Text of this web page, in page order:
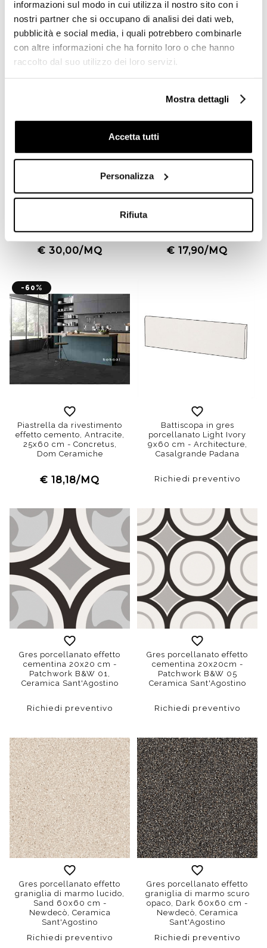
informazioni sul modo in cui utilizza il nostro sito con i
nostri partner che si occupano di analisi dei dati web,
pubblicità e social media, i quali potrebbero combinarle
con altre informazioni che ha fornito loro o che hanno
raccolto dal suo utilizzo dei loro servizi.
Mostra dettagli
Accetta tutti
Personalizza
Rifiuta
€ 24,15/MQ € 0,10/PZ
Nuovo arrivo
Piastrella da Rivestimento
€ 30,00/MQ
Offerta
Tonalite Floor 20 Moka 2a
€ 17,90/MQ
-60%
Piastrella da rivestimento
effetto cemento, Antracite,
25x60 cm - Concretus,
Dom Ceramiche
€ 18,18/MQ
Battiscopa in gres
porcellanato Light Ivory
9x60 cm - Architecture,
Casalgrande Padana
Richiedi preventivo
Gres porcellanato effetto
cementina 20x20 cm -
Patchwork B&W 01,
Ceramica Sant'Agostino
Richiedi preventivo
Gres porcellanato effetto
cementina 20x20cm -
Patchwork B&W 05
Ceramica Sant'Agostino
Richiedi preventivo
Gres porcellanato effetto
graniglia di marmo lucido,
Sand 60x60 cm -
Newdecò, Ceramica
Sant'Agostino
Richiedi preventivo
Gres porcellanato effetto
graniglia di marmo scuro
opaco, Dark 60x60 cm -
Newdecò, Ceramica
Sant'Agostino
Richiedi preventivo